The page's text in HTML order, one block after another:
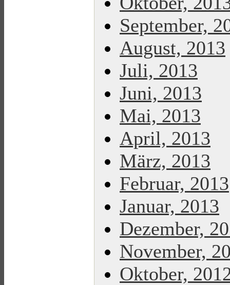
September,
August, 2013
Juli, 2013
Juni, 2013
Mai, 2013
April, 2013
März, 2013
Februar, 2013
Januar, 2013
Dezember,
November,
Oktober,